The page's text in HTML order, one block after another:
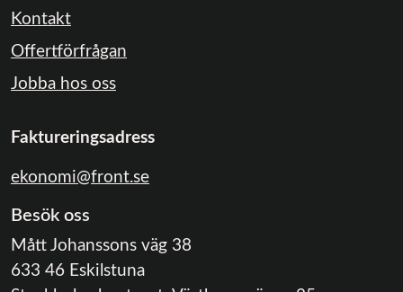
Kontakt
Offertförfrågan
Jobba hos oss
Faktureringsadress
ekonomi@front.se
Besök oss
Mått Johanssons väg 38
633 46 Eskilstuna